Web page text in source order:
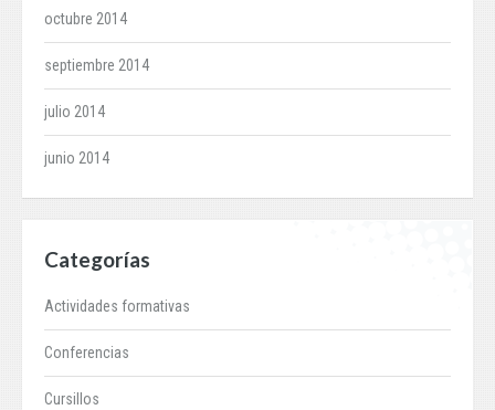
octubre 2014
septiembre 2014
julio 2014
junio 2014
Categorías
Actividades formativas
Conferencias
Cursillos